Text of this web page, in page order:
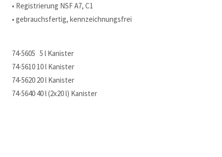
• Registrierung NSF A7, C1
• gebrauchsfertig, kennzeichnungsfrei
74-5605 5 l Kanister
74-5610 10 l Kanister
74-5620 20 l Kanister
74-5640 40 l (2x20 l) Kanister